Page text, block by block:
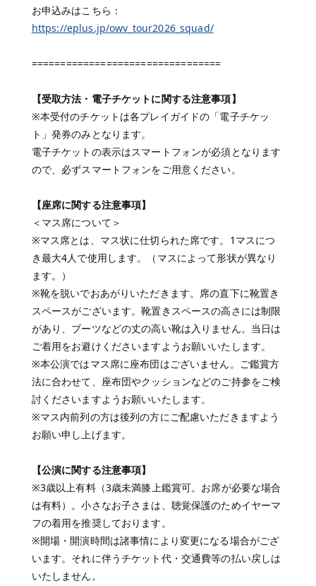
お申込みはこちら：
https://eplus.jp/owv_tour2026_squad/
=================================
【受取方法・電子チケットに関する注意事項】
※本受付のチケットは各プレイガイドの「電子チケッ
ト」発券のみとなります。
電子チケットの表示はスマートフォンが必須となります
ので、必ずスマートフォンをご用意ください。
【座席に関する注意事項】
＜マス席について＞
※マス席とは、マス状に仕切られた席です。1マスにつ
き最大4人で使用します。（マスによって形状が異なり
ます。）
※靴を脱いでおあがりいただきます。席の直下に靴置き
スペースがございます。靴置きスペースの高さには制限
があり、ブーツなどの丈の高い靴は入りません。当日は
ご着用をお避けくださいますようお願いいたします。
※本公演ではマス席に座布団はございません。ご鑑賞方
法に合わせて、座布団やクッションなどのご持参をご検
討くださいますようお願いいたします。
※マス内前列の方は後列の方にご配慮いただきますよう
お願い申し上げます。
【公演に関する注意事項】
※3歳以上有料（3歳未満膝上鑑賞可。お席が必要な場合
は有料）。小さなお子さまは、聴覚保護のためイヤーマ
フの着用を推奨しております。
※開場・開演時間は諸事情により変更になる場合がござ
います。それに伴うチケット代・交通費等の払い戻しは
いたしません。